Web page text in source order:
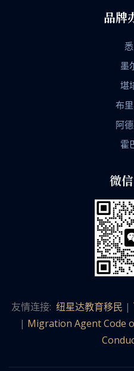
品牌
墨
堪
布
阿
霍
微
友情连接: 纽星达教育移民 |
| Migration Agent Code